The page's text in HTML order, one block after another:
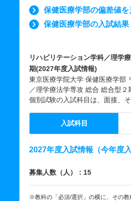
保健医療学部の偏差値を
保健医療学部の入試結
リハビリテーション学科／理学
期(2027年度入試情報)
東京医療学院大学 保健医療学部
／理学療法学専攻 総合 総合型
個別試験の入試科目は、面接、
入試科目
2027年度入試情報（今年度入
募集人数（人）：15
※教科の「必須/選択」の横に、その